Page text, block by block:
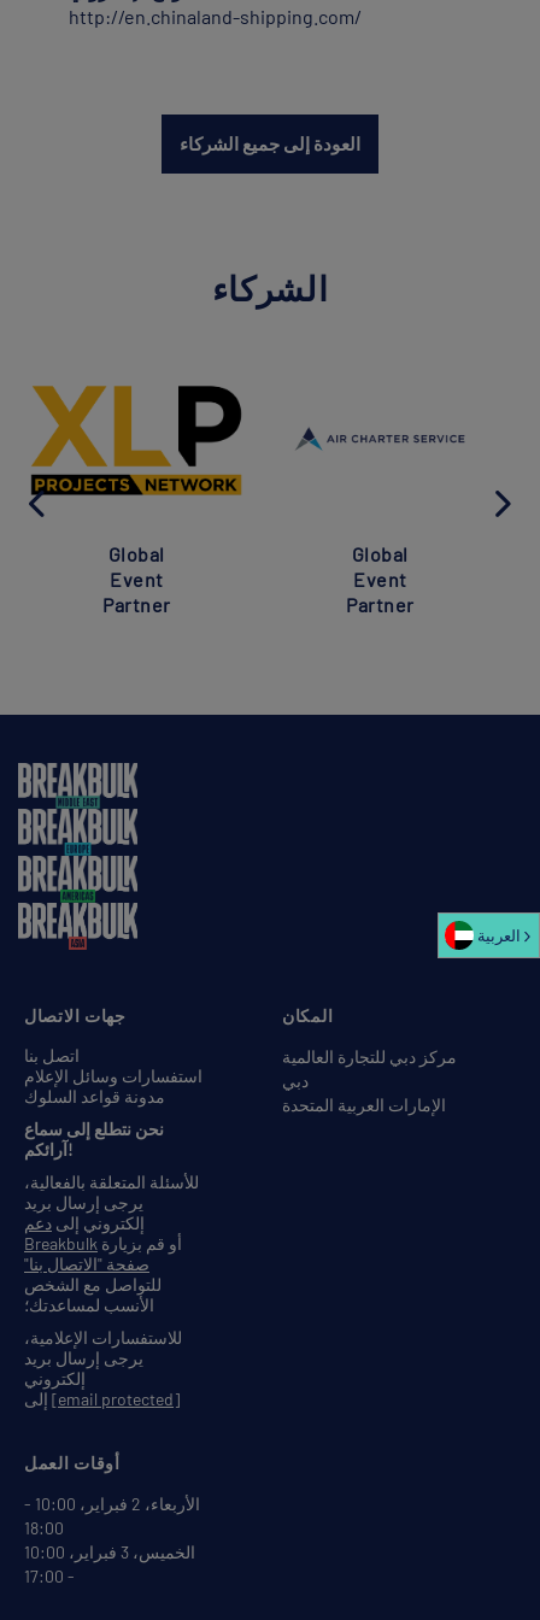
http://en.chinaland-shipping.com/
العودة إلى جميع الشركاء
الشركاء
Global
Event
Partner
Global
Event
Partner
المكان
مركز دبي للتجارة العالمية
دبي
الإمارات العربية المتحدة
أوقات العمل
الأربعاء، 2 فبراير، 10:00 -
18:00
الخميس، 3 فبراير، 10:00
- 17:00
جهات الاتصال
اتصل بنا
استفسارات وسائل الإعلام
مدونة قواعد السلوك
نحن نتطلع إلى سماع
آرائكم!
للأسئلة المتعلقة بالفعالية،
يرجى إرسال بريد
إلكتروني إلى دعم
Breakbulk أو قم بزيارة
صفحة "الاتصال بنا"
للتواصل مع الشخص
الأنسب لمساعدتك؛
للاستفسارات الإعلامية،
يرجى إرسال بريد
إلكتروني
[email protected]
العربية‏